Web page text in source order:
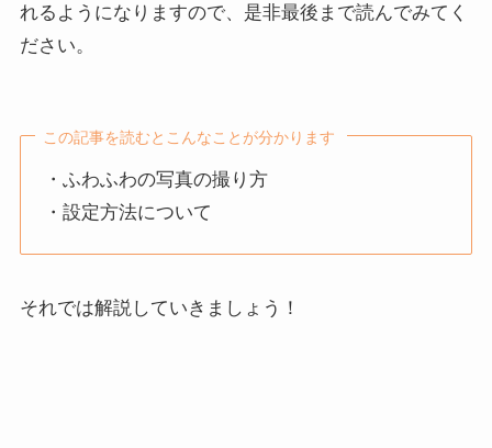
れるようになりますので、是非最後まで読んでみてく
ださい。
この記事を読むとこんなことが分かります
・ふわふわの写真の撮り方
・設定方法について
それでは解説していきましょう！